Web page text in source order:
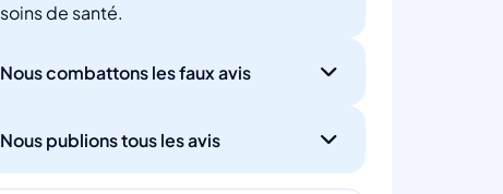
soins de santé.
Nous combattons les faux avis
Nous publions tous les avis